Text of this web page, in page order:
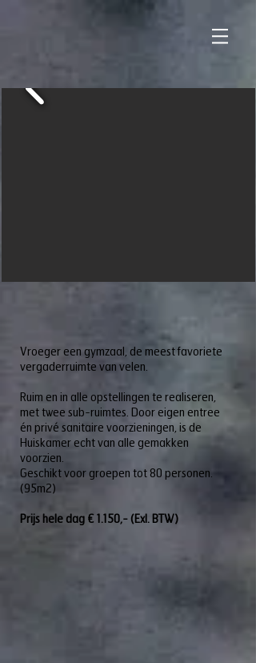
Vroeger een gymzaal, de meest favoriete
vergaderruimte van velen.
Ruim en in alle opstellingen te realiseren,
met twee sub-ruimtes. Door eigen entree
én privé sanitaire voorzieningen, is de
Huiskamer echt van alle gemakken
voorzien.
Geschikt voor groepen tot 80 personen.
(95m2)
Prijs hele dag € 1.150,- (Exl. BTW)